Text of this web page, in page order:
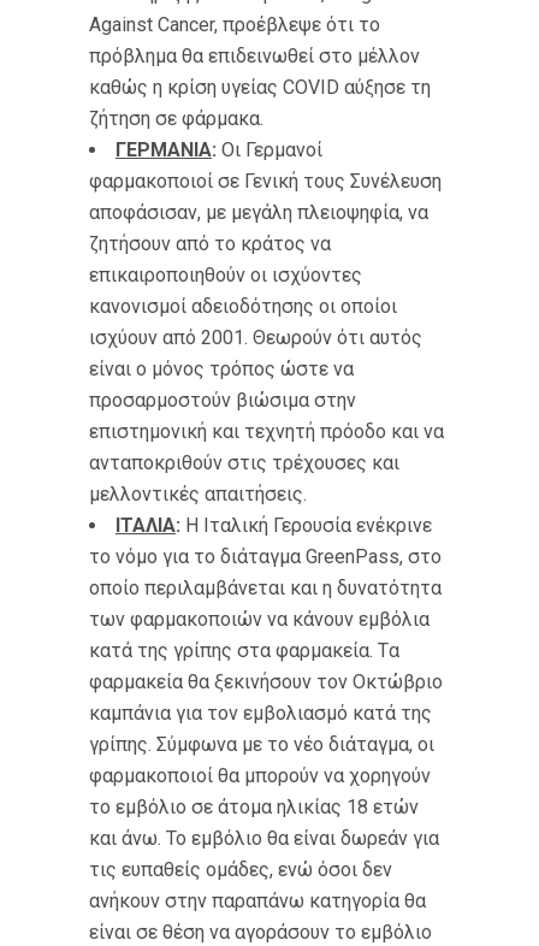
Against Cancer, προέβλεψε ότι το
πρόβλημα θα επιδεινωθεί στο μέλλον
καθώς η κρίση υγείας COVID αύξησε τη
ζήτηση σε φάρμακα.
ΓΕΡΜΑΝΙΑ: Οι Γερμανοί
φαρμακοποιοί σε Γενική τους Συνέλευση
αποφάσισαν, με μεγάλη πλειοψηφία, να
ζητήσουν από το κράτος να
επικαιροποιηθούν οι ισχύοντες
κανονισμοί αδειοδότησης οι οποίοι
ισχύουν από 2001. Θεωρούν ότι αυτός
είναι ο μόνος τρόπος ώστε να
προσαρμοστούν βιώσιμα στην
επιστημονική και τεχνητή πρόοδο και να
ανταποκριθούν στις τρέχουσες και
μελλοντικές απαιτήσεις.
ΙΤΑΛΙΑ: Η Ιταλική Γερουσία ενέκρινε
το νόμο για το διάταγμα GreenPass, στο
οποίο περιλαμβάνεται και η δυνατότητα
των φαρμακοποιών να κάνουν εμβόλια
κατά της γρίπης στα φαρμακεία. Tα
φαρμακεία θα ξεκινήσουν τον Οκτώβριο
καμπάνια για τον εμβολιασμό κατά της
γρίπης. Σύμφωνα με το νέο διάταγμα, οι
φαρμακοποιοί θα μπορούν να χορηγούν
το εμβόλιο σε άτομα ηλικίας 18 ετών
και άνω. Το εμβόλιο θα είναι δωρεάν για
τις ευπαθείς ομάδες, ενώ όσοι δεν
ανήκουν στην παραπάνω κατηγορία θα
είναι σε θέση να αγοράσουν το εμβόλιο